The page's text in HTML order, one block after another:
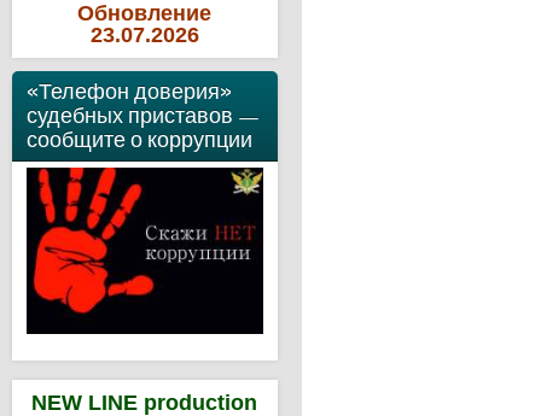
Обновление
23.07.2026
«Телефон доверия»
судебных приставов —
сообщите о коррупции
NEW LINE production